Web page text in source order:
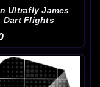
Ultrafly James
Dart Flights